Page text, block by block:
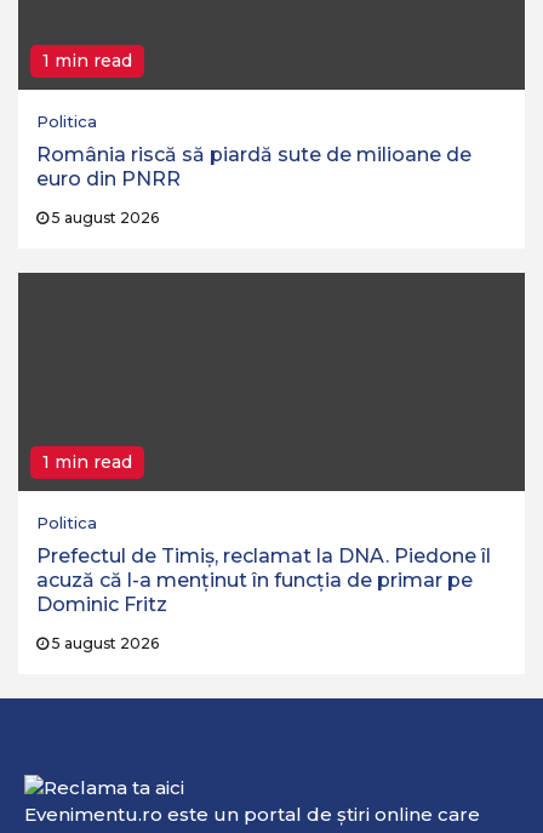
1 min read
Politica
România riscă să piardă sute de milioane de
euro din PNRR
5 august 2026
1 min read
Politica
Prefectul de Timiș, reclamat la DNA. Piedone îl
acuză că l-a menținut în funcția de primar pe
Dominic Fritz
5 august 2026
Evenimentu.ro este un portal de ştiri online care